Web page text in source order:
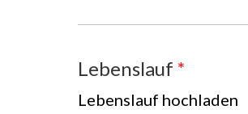
Lebenslauf *
Lebenslauf hochladen